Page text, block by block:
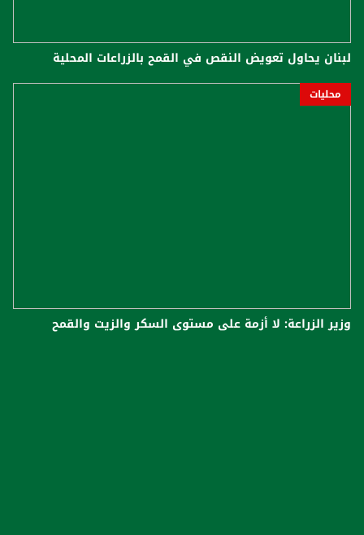
لبنان يحاول تعويض النقص في القمح بالزراعات المحلية
محليات
وزير الزراعة: لا أزمة على مستوى السكر والزيت والقمح